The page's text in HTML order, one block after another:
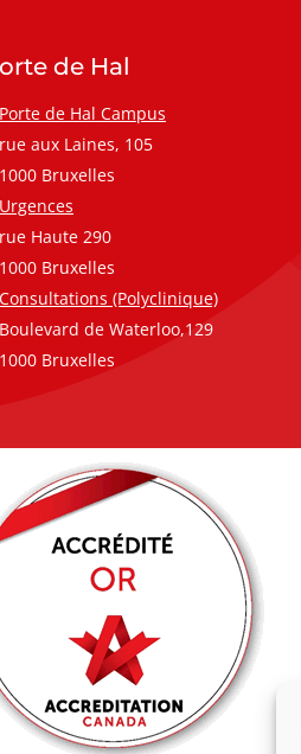
de Hal
Porte de Hal Campus
rue aux Laines, 105
1000 Bruxelles
Urgences
rue Haute 290
1000 Bruxelles
Consultations (Polyclinique)
Boulevard de Waterloo,129
1000 Bruxelles